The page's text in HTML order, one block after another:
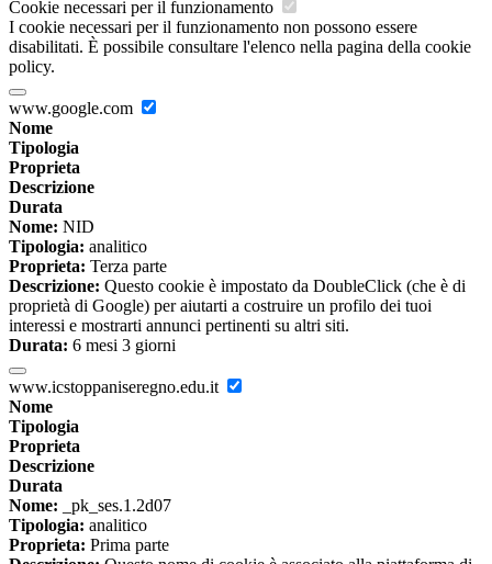
Cookie necessari per il funzionamento
I cookie necessari per il funzionamento non possono essere
disabilitati. È possibile consultare l'elenco nella pagina della cookie
policy.
www.google.com
Nome
Tipologia
Proprieta
Descrizione
Durata
Nome: NID
Tipologia: analitico
Proprieta: Terza parte
Descrizione: Questo cookie è impostato da DoubleClick (che è di
proprietà di Google) per aiutarti a costruire un profilo dei tuoi
interessi e mostrarti annunci pertinenti su altri siti.
Durata: 6 mesi 3 giorni
www.icstoppaniseregno.edu.it
Nome
Tipologia
Proprieta
Descrizione
Durata
Nome: _pk_ses.1.2d07
Tipologia: analitico
Proprieta: Prima parte